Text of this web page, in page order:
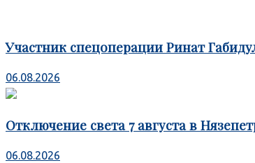
Участник спецоперации Ринат
06.08.2026
Отключение света 7 августа в
06.08.2026